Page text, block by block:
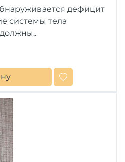
дефицит
системы тела